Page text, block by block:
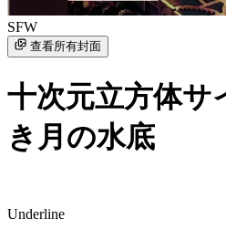
SFW
查看所有封面
十次元立方体サ
き月の水底
Underline